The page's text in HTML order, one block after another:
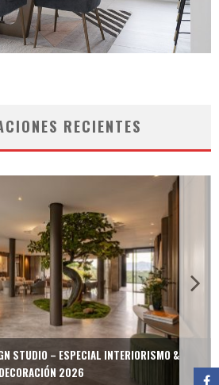
RECIENTES
STUDIO – ESPECIAL INTERIORISMO &
DECORACIÓN 2026